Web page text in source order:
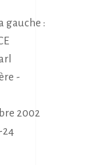
gauche :
-
2002
24